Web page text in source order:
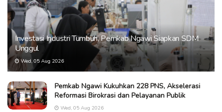
Investasi Industri Tumbuh, Pemkab Ngawi Siapkan SDM
Unggul
Wed, 05 Aug 2026
Pemkab Ngawi Kukuhkan 228 PNS, Akselerasi
Reformasi Birokrasi dan Pelayanan Publik
Wed, 05 Aug 2026